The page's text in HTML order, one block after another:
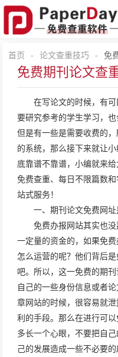
首页 - 论文查重技巧 - 免
免费期刊论文查
在写论文的时候，有
要研究参考的学生学习，
但是有一些是需要收费的
的系统，那么接下来就让
底靠谱不靠谱，小编就来
免费查重、每日不限篇数
站式服务！
一、期刊论文免费网
免费办报网站其实也
一定量的资金的，如果免
怎么运营的呢？他们背后
吧。所以，这一免费的期
自己的一些身份信息或者
章网站的时候，很容易就
利的手段。那么在进行可
多长一个心眼，不要把自
己的发展造成一些不必要